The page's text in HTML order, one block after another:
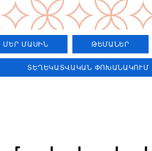
ՄԵՐ ՄԱՍԻՆ ԹԵՄԱՆԵՐ
ՏԵՂԵԿԱՏՎԱԿԱՆ ՓՈԽԱՆԱԿՈՒՄ